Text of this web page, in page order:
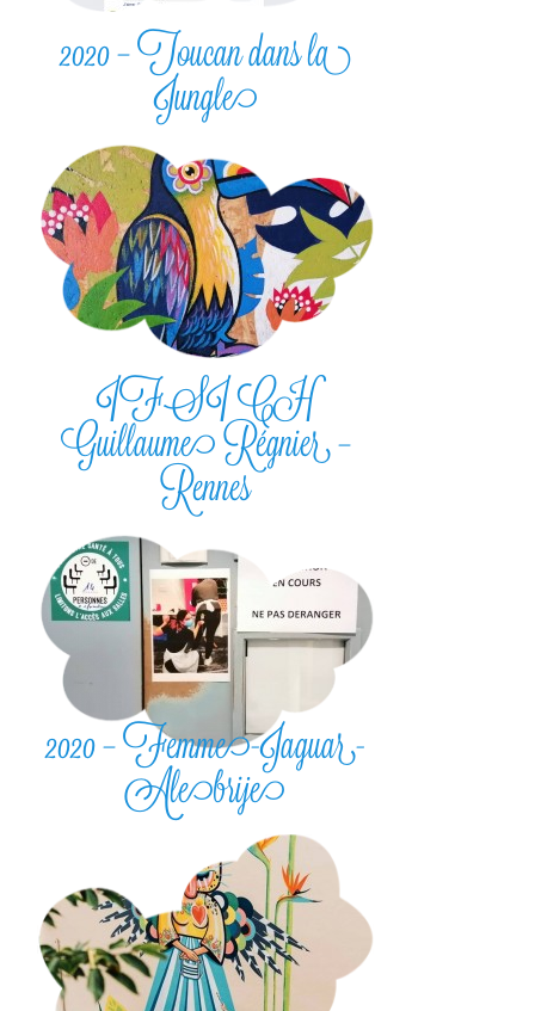
2020 – Toucan dans la
Jungle
IFSI CH
Guillaume Régnier –
Rennes
2020 – Femme-Jaguar-
Alebrije